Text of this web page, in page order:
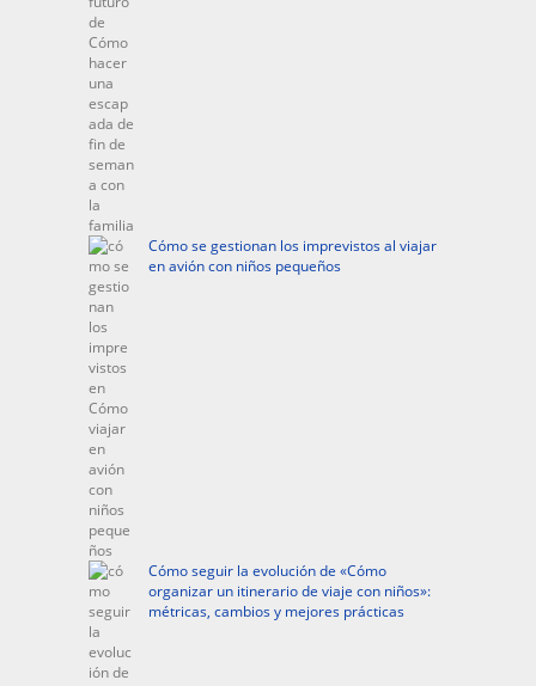
Cómo se gestionan los imprevistos al viajar
en avión con niños pequeños
Cómo seguir la evolución de «Cómo
organizar un itinerario de viaje con niños»:
métricas, cambios y mejores prácticas